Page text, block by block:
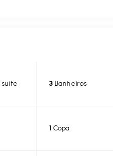
suíte 3 Banheiros
1 Copa